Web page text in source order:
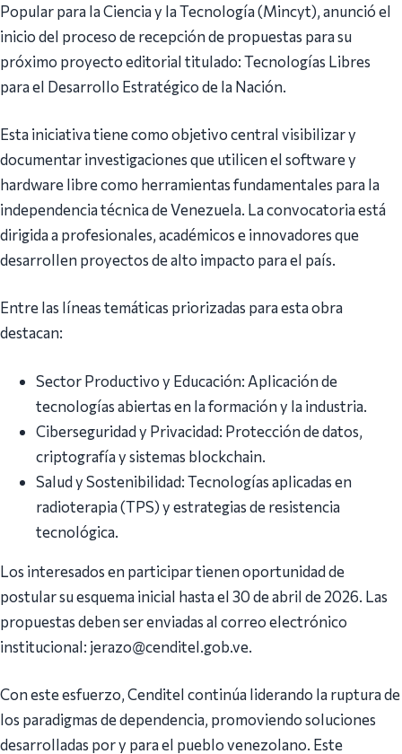
Popular para la Ciencia y la Tecnología (Mincyt), anunció el
inicio del proceso de recepción de propuestas para su
próximo proyecto editorial titulado: Tecnologías Libres
para el Desarrollo Estratégico de la Nación.
Esta iniciativa tiene como objetivo central visibilizar y
documentar investigaciones que utilicen el software y
hardware libre como herramientas fundamentales para la
independencia técnica de Venezuela. La convocatoria está
dirigida a profesionales, académicos e innovadores que
desarrollen proyectos de alto impacto para el país.
Entre las líneas temáticas priorizadas para esta obra
destacan:
Sector Productivo y Educación: Aplicación de
tecnologías abiertas en la formación y la industria.
Ciberseguridad y Privacidad: Protección de datos,
criptografía y sistemas blockchain.
Salud y Sostenibilidad: Tecnologías aplicadas en
radioterapia (TPS) y estrategias de resistencia
tecnológica.
Los interesados en participar tienen oportunidad de
postular su esquema inicial hasta el 30 de abril de 2026. Las
propuestas deben ser enviadas al correo electrónico
institucional: jerazo@cenditel.gob.ve.
Con este esfuerzo, Cenditel continúa liderando la ruptura de
los paradigmas de dependencia, promoviendo soluciones
desarrolladas por y para el pueblo venezolano. Este